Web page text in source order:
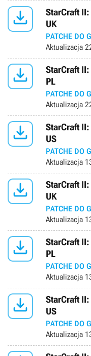

StarCraft
UK
PATCHE DO
Aktualizacja

StarCraft
PL
PATCHE DO
Aktualizacja

StarCraft
US
PATCHE DO
Aktualizacja

StarCraft
UK
PATCHE DO
Aktualizacja

StarCraft
PL
PATCHE DO
Aktualizacja

StarCraft
US
PATCHE DO
Aktualizacja